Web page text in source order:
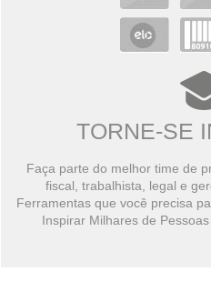
TORNE-SE
Faça parte do melhor time de
fiscal, trabalhista, legal e
Ferramentas que você precisa
Inspirar Milhares de